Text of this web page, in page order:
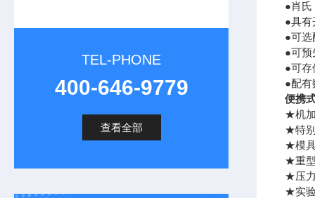
TEL-PHONE
400-646-9779
查看全部
●肖氏
●具有
●可选
●可预
●可存
●配有
便携
★机
★特
★模
★重
★压
★实